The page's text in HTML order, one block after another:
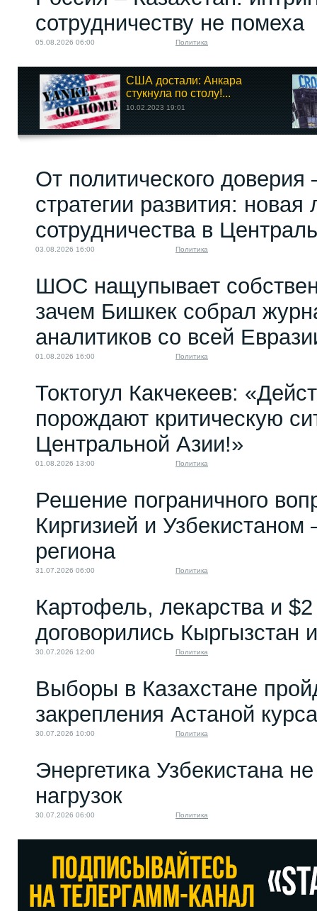
сотрудничеству не помеха
05.08.2026 06:00 Политика
США достали: Анкара
стукнула по столу!...
10.02.2023 19:01
От политического
стратегии развития: новая
сотрудничества в
03.08.2026 16:00 Политика
ШОС нащупывает
зачем Бишкек собрал
аналитиков со всей
01.08.2026 16:00 Политика
Токтогул Какчекеев:
порождают критическую
Центральной Азии!»
01.08.2026 13:00 Политика
Решение пограничного
Киргизией и Узбекистаном
региона
31.07.2026 06:00 Политика
Картофель, лекарства и
договорились Кыргызстан
30.07.2026 12:00 Политика
Выборы в Казахстане
закрепления Астаной
30.07.2026 10:00 Политика
Энергетика Узбекистана
нагрузок
30.07.2026 06:00 Политика